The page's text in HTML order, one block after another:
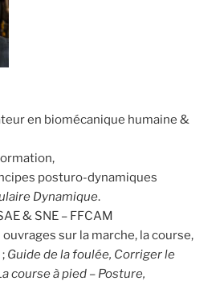
en biomécanique humaine &
posturo-dynamiques
Dynamique.
& SNE – FFCAM
sur la marche, la course,
Guide de la foulée, Corriger le
course à pied – Posture,